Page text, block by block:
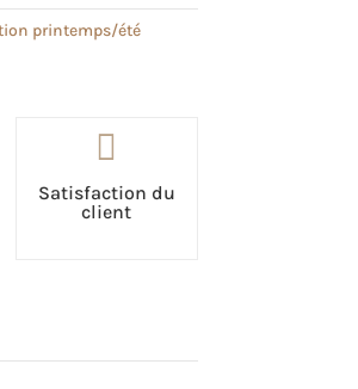
printemps/été

Satisfaction du
client